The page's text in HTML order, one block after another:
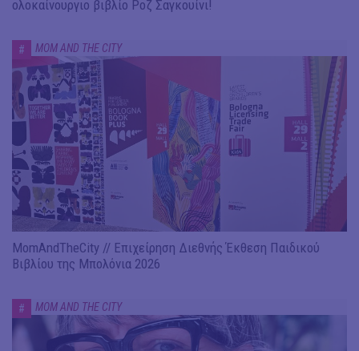
ολοκαίνουργιο βιβλίο Ροζ Σαγκουίνι!
# MOM AND THE CITY
MomAndTheCity // Επιχείρηση Διεθνής Έκθεση Παιδικού
Βιβλίου της Μπολόνια 2026
# MOM AND THE CITY